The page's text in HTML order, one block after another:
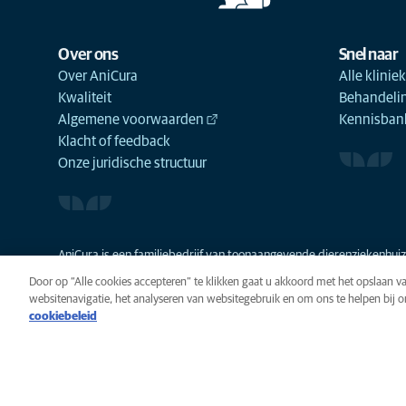
Over ons
Over AniCura
Kwaliteit
Algemene voorwaarden
Klacht of feedback
Onze juridische structuur
Snel naar
Alle
AniCura is een familiebedrijf van toonaangevende
Door op “Alle cookies accepteren” te klikken gaat u akkoord met het opslaan
websitenavigatie, het analyseren van websitegebruik en om ons te helpen bij
cookiebeleid